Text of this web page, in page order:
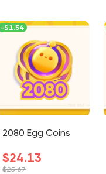
2080 Egg Coins
$24.13
$25.67
-$1.54